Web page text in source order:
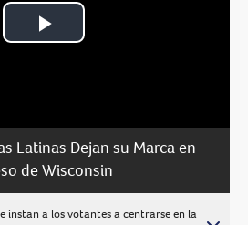
Play
Latinas Dejan su Marca en
de Wisconsin
instan a los votantes a centrarse en la